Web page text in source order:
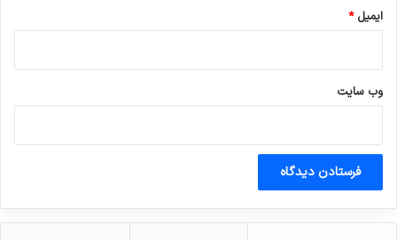
ایمیل*
وب‌ سایت